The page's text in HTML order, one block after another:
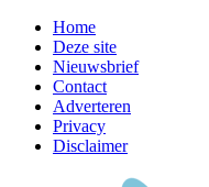
Home
Deze site
Nieuwsbrief
Contact
Adverteren
Privacy
Disclaimer